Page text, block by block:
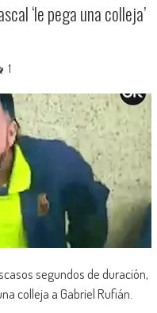
‘le pega una colleja’
1
segundos de duración,
colleja a Gabriel Rufián.